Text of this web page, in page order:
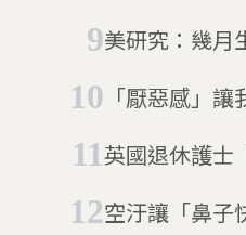
美研究：幾月
「厭惡感」
英國退休護士
空汙讓「鼻子快壞